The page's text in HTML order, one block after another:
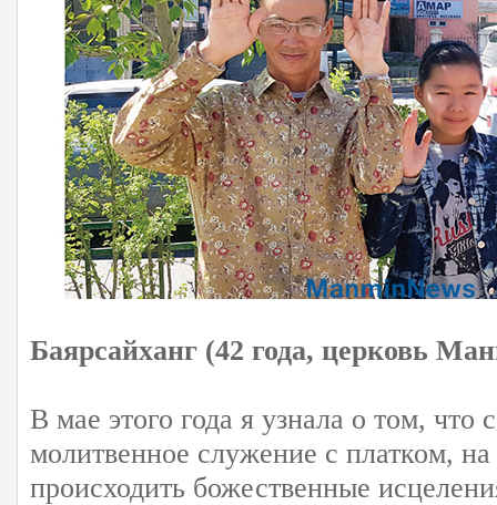
Баярсайханг (42 года, церковь
В мае этого года я узнала о том, что
молитвенное служение с платком, на
происходить божественные